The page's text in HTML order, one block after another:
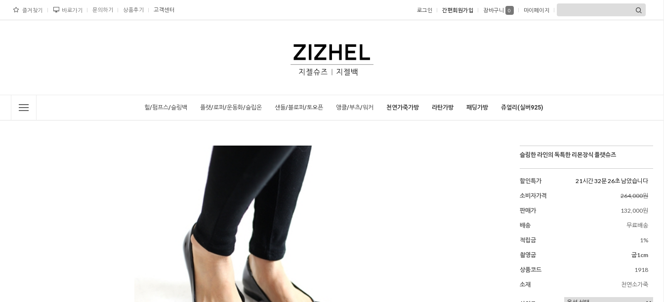
즐겨찾기 바로가기 문의하기 상품후기 고객센터 로그인 간편회원가입 장바구니 0 마이페이지
힐/펌프스/슬링백 플랫/로퍼/운동화/슬립온 샌들/블로퍼/토오픈 앵클/부츠/워커 천연가죽가방 라탄가방 패딩가방 쥬얼리(실버925)
슬림한 라인의 독특한 리본장식 플랫슈즈
할인특가
21시간 32분 24초 남았습니다
소비자가격
264,000원
판매가
132,000원
배송
무료배송
적립금
1%
촬영굽
굽1cm
상품코드
1918
소재
천연소가죽